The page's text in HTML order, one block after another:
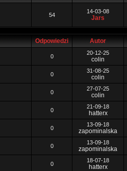
54
14-03-08
Jars
Odpowiedzi Autor
0
20-12-25
colin
0
31-08-25
colin
0
27-07-25
colin
0
21-09-18
hatterx
0
13-09-18
zapominalska
0
13-09-18
zapominalska
0
18-07-18
hatterx